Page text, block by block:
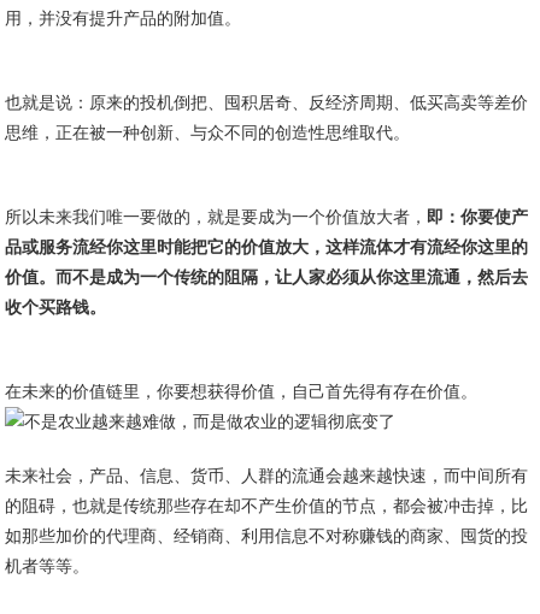
用，并没有提升产品的附加值。
也就是说：原来的投机倒把、囤积居奇、反经济周期、低买高卖等差价
思维，正在被一种创新、与众不同的创造性思维取代。
所以未来我们唯一要做的，就是要成为一个价值放大者，即：你要使产
品或服务流经你这里时能把它的价值放大，这样流体才有流经你这里的
价值。而不是成为一个传统的阻隔，让人家必须从你这里流通，然后去
收个买路钱。
在未来的价值链里，你要想获得价值，自己首先得有存在价值。
未来社会，产品、信息、货币、人群的流通会越来越快速，而中间所有
的阻碍，也就是传统那些存在却不产生价值的节点，都会被冲击掉，比
如那些加价的代理商、经销商、利用信息不对称赚钱的商家、囤货的投
机者等等。